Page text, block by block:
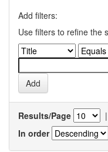
Add filters:
Use filters to refine the
Results/Page |
In order